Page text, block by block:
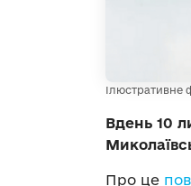
Ілюстративне
Вдень 10
Про це